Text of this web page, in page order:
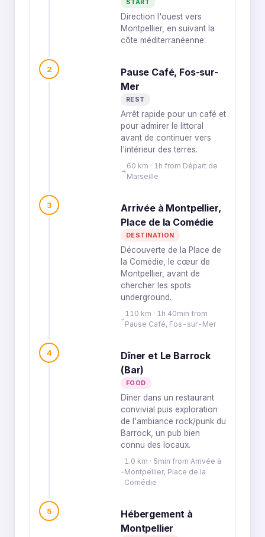
START
Direction l'ouest vers
Montpellier, en suivant la
côte méditerranéenne.
2
Pause Café, Fos-sur-
Mer
REST
Arrêt rapide pour un café et
pour admirer le littoral
avant de continuer vers
l'intérieur des terres.
60 km · 1h from Départ de
Marseille
3
Arrivée à Montpellier,
Place de la Comédie
DESTINATION
Découverte de la Place de
la Comédie, le cœur de
Montpellier, avant de
chercher les spots
underground.
110 km · 1h 40min from
Pause Café, Fos-sur-Mer
4
Dîner et Le Barrock
(Bar)
FOOD
Dîner dans un restaurant
convivial puis exploration
de l'ambiance rock/punk du
Barrock, un pub bien
connu des locaux.
1.0 km · 5min from Arrivée à
Montpellier, Place de la
Comédie
5
Hébergement à
Montpellier